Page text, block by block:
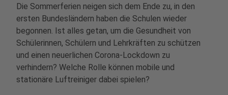
Die Sommerferien neigen sich dem Ende zu, in den
ersten Bundesländern haben die Schulen wieder
begonnen. Ist alles getan, um die Gesundheit von
Schülerinnen, Schülern und Lehrkräften zu schützen
und einen neuerlichen Corona-Lockdown zu
verhindern? Welche Rolle können mobile und
stationäre Luftreiniger dabei spielen?